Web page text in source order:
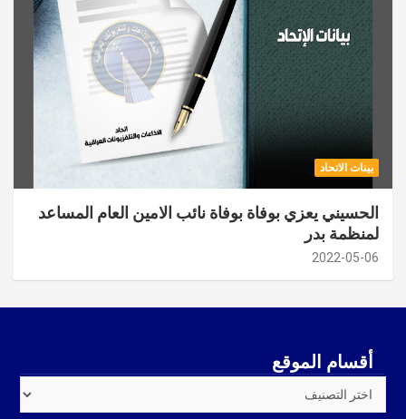
بينات الاتحاد
الحسيني يعزي بوفاة بوفاة نائب الامين العام المساعد
لمنظمة بدر
2022-05-06
أقسام الموقع
الموقع